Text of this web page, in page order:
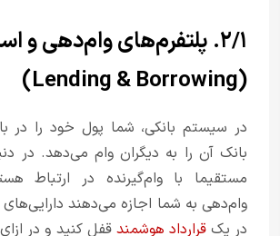
۲/۱. پلتفرم‌های وام‌دهی و
(Lending & Borrowing)
در سیستم بانکی، شما پول خود را در
بانک آن را به دیگران وام می‌دهد. در
مستقیما با وام‌گیرنده در ارتباط
وام‌دهی به شما اجازه می‌دهند
در یکقرارداد هوشمند قفل کنید و در